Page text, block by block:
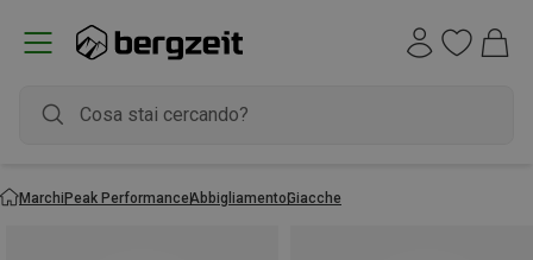
MarchiPeak PerformanceAbbigliamentoGiacche